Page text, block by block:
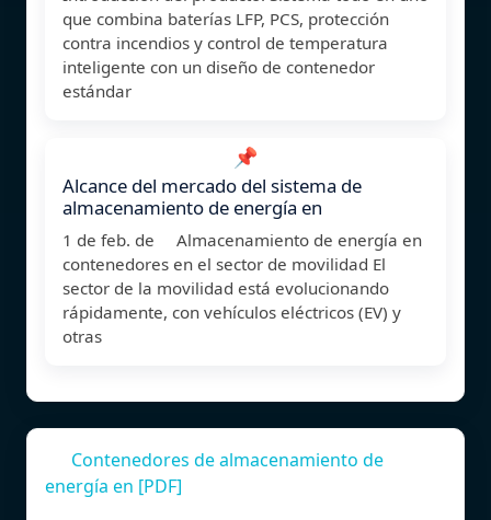
que combina baterías LFP, PCS, protección
contra incendios y control de temperatura
inteligente con un diseño de contenedor
estándar
📌
Alcance del mercado del sistema de
almacenamiento de energía en
1 de feb. de Almacenamiento de energía en
contenedores en el sector de movilidad El
sector de la movilidad está evolucionando
rápidamente, con vehículos eléctricos (EV) y
otras
Contenedores de almacenamiento de
energía en [PDF]